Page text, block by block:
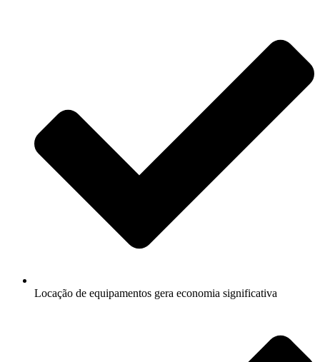
Locação de equipamentos gera economia significativa